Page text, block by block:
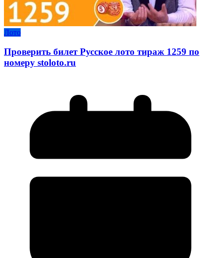
Лото
Проверить билет Русское лото тираж 1259 по
номеру stoloto.ru